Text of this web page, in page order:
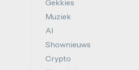
Gekkies
Muziek
AI
Shownieuws
Crypto